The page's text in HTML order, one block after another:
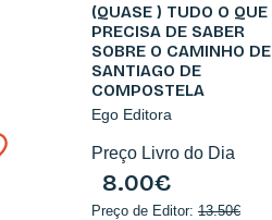
(QUASE ) TUDO O QUE
PRECISA DE SABER
SOBRE O CAMINHO DE
SANTIAGO DE
COMPOSTELA
Ego Editora
Preço Livro do Dia
8.00€
Preço de Editor: 13.50€